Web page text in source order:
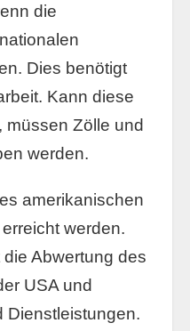
die
Dies benötigt
Kann diese
müssen Zölle und
werden.
amerikanischen
werden.
Abwertung des
USA und
Dienstleistungen.